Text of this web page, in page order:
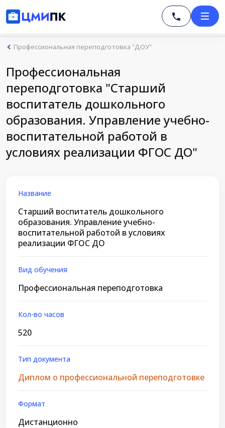
Профессиональная переподготовка "ДОУ"
Профессиональная
переподготовка "Старший
воспитатель дошкольного
образования. Управление учебно-
воспитательной работой в
условиях реализации ФГОС ДО"
Название
Старший воспитатель дошкольного
образования. Управление учебно-
воспитательной работой в условиях
реализации ФГОС ДО
Вид обучения
Профессиональная переподготовка
Кол-во часов
520
Тип документа
Диплом о профессиональной переподготовке
Формат
Дистанционно